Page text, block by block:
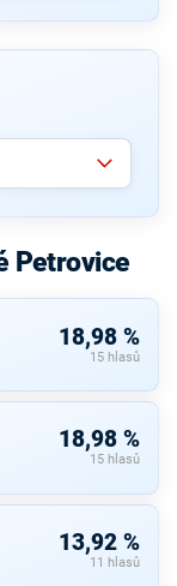
Petrovice
18,98 %
15 hlasů
18,98 %
15 hlasů
13,92 %
11 hlasů